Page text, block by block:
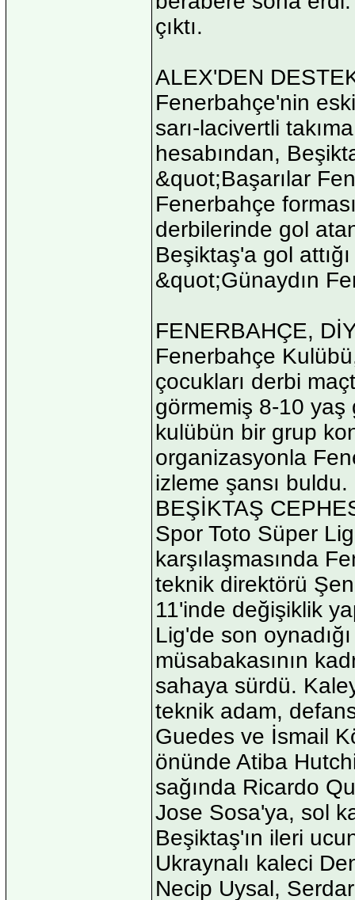
çıktı.
ALEX'DEN
Fenerbahçe'nin
sarı-lacivertli
hesabından,
&quot;Başarılar
Fenerbahçe
derbilerinde gol
Beşiktaş'a gol
&quot;Günaydın
FENERBAHÇE,
Fenerbahçe
çocukları derbi
görmemiş 8-10 yaş
kulübün bir grup
organizasyonla
izleme şansı buldu.
BEŞİKTAŞ
Spor Toto Süper
karşılaşmasında
teknik direktörü
11'inde değişiklik
Lig'de son
müsabakasının
sahaya sürdü.
teknik adam,
Guedes ve İsmail
önünde Atiba
sağında Ricardo
Jose Sosa'ya, sol
Beşiktaş'ın ileri
Ukraynalı kaleci
Necip Uysal,